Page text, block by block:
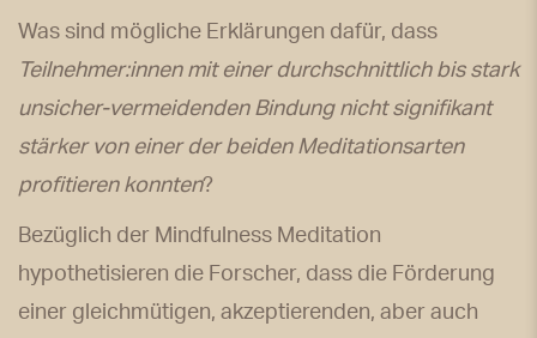
Was sind mögliche Erklärungen dafür, dass
Teilnehmer:innen mit einer durchschnittlich bis stark
unsicher-vermeidenden Bindung nicht signifikant
stärker von einer der beiden Meditationsarten
profitieren konnten?
Bezüglich der Mindfulness Meditation
hypothetisieren die Forscher, dass die Förderung
einer gleichmütigen, akzeptierenden, aber auch